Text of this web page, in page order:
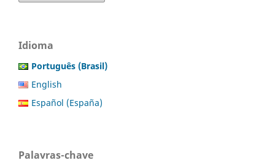
Idioma
Português (Brasil)
English
Español (España)
Palavras-chave